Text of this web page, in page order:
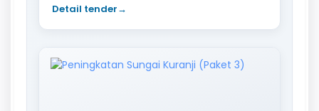
Detail tender→